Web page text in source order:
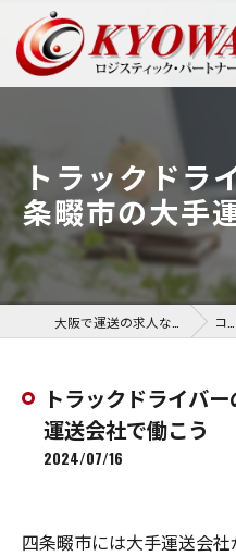
トラックドラ
条畷市の大手
コラム
トラックドライバ
運送会社で働こう
2024/07/16
四条畷市には大手運送会